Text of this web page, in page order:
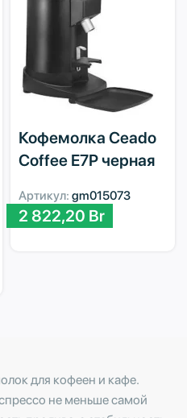
Кофемолка Ceado
Coffee E7P черная
Артикул: gm015073
2 822,20 Br
для кофеен и кафе.
не меньше самой